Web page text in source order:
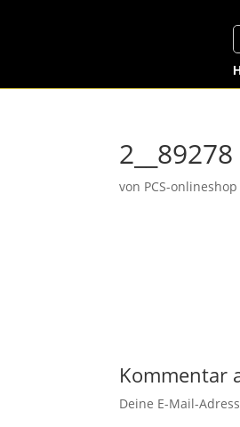
2__89278
von PCS-onlineshop
Kommentar
Deine E-Mail-